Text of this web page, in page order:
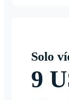
Solo
9